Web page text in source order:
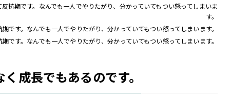
抗期です。なんでも一人でやりたがり、分かっていてもつい怒ってしまいま
す。
です。なんでも一人でやりたがり、分かっていてもつい怒ってしまいます。
です。なんでも一人でやりたがり、分かっていてもつい怒ってしまいます。
成長でもあるのです。